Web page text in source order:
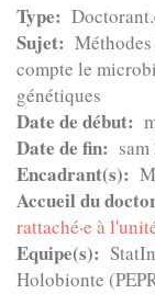
Type
Sujet
compte le
génétiques
Date de début
Date de fin
Encadrant(s)
Accueil du
rattaché·e à
Equipe(s)
Holobionte